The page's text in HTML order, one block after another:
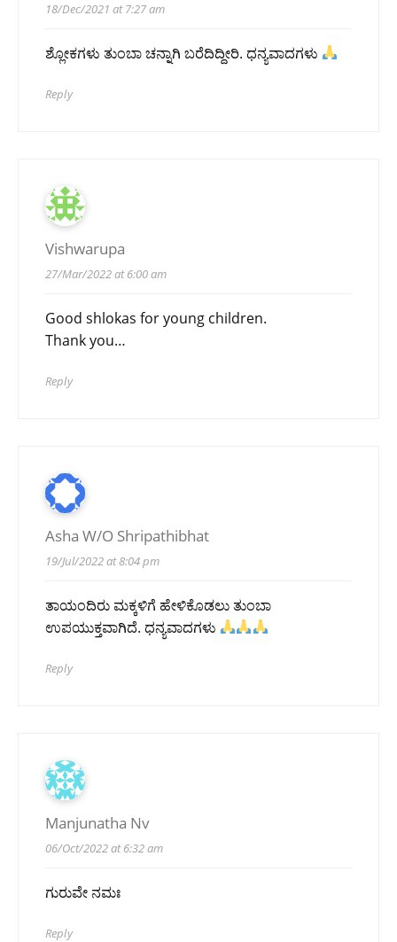
18/Dec/2021 at 7:27 am
ಶ್ಲೋಕಗಳು ತುಂಬಾ ಚನ್ನಾಗಿ ಬರೆದಿದ್ದೀರಿ. ಧನ್ಯವಾದಗಳು
Reply
Vishwarupa
27/Mar/2022 at 6:00 am
Good shlokas for young children.
Thank you…
Reply
Asha W/o Shripathibhat
19/Jul/2022 at 8:04 pm
ತಾಯಂದಿರು ಮಕ್ಕಳಿಗೆ ಹೇಳಿಕೊಡಲು ತುಂಬಾ
ಉಪಯುಕ್ತವಾಗಿದೆ. ಧನ್ಯವಾದಗಳು
Reply
Manjunatha Nv
06/Oct/2022 at 6:32 am
ಗುರುವೇ ನಮಃ
Reply